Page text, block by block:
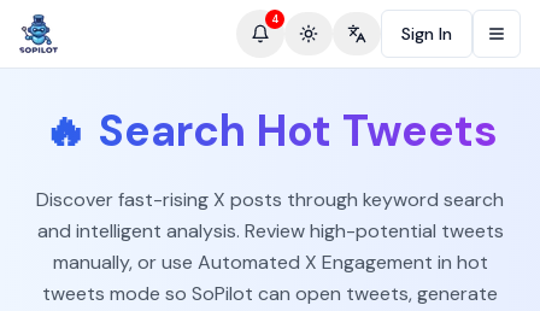
4
Toggle theme
Change language
Sign In
🔥 Search Hot Tweets
Discover fast-rising X posts through keyword search
and intelligent analysis. Review high-potential tweets
manually, or use Automated X Engagement in hot
tweets mode so SoPilot can open tweets, generate